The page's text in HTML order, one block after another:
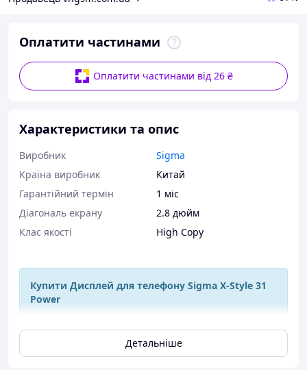
Оплатити частинами
Оплатити частинами від 26 ₴
Характеристики та опис
Виробник
Sigma
Країна виробник
Китай
Гарантійний термін
1 міс
Діагональ екрану
2.8 дюйм
Клас якості
High Copy
Купити Дисплей для телефону Sigma X-Style 31
Power
Детальніше